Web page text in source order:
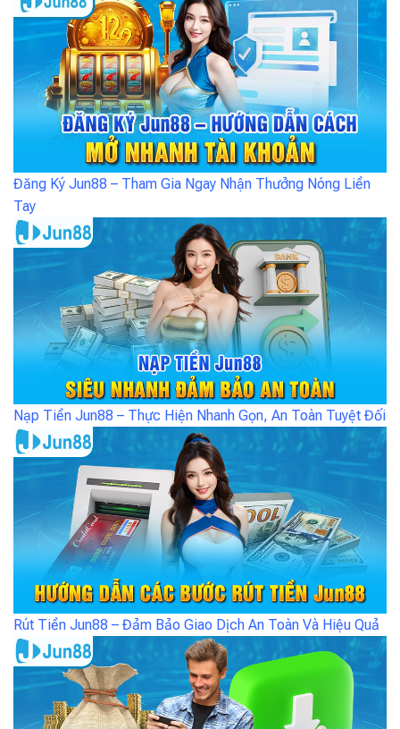
Đăng Ký Jun88 – Tham Gia Ngay Nhận Thưởng Nóng Liền
Tay
Nạp Tiền Jun88 – Thực Hiện Nhanh Gọn, An Toàn Tuyệt Đối
Rút Tiền Jun88 – Đảm Bảo Giao Dịch An Toàn Và Hiệu Quả